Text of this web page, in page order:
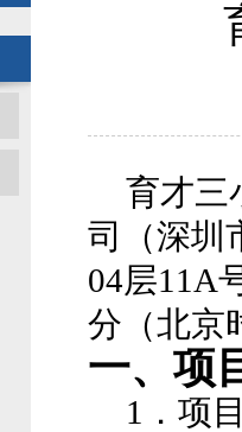
育才三
司（深圳
04层11A
分（北京
一、项
1．项